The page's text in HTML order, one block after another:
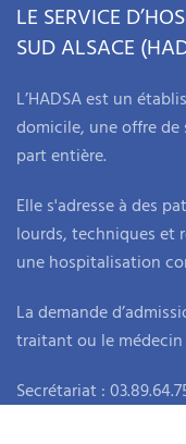
LE SERVICE
SUD ALSACE
L’HADSA est un
domicile, une offre de
part entière.
Elle s'adresse à des
lourds, techniques et
une hospitalisation
La demande
traitant ou le
Secrétariat :